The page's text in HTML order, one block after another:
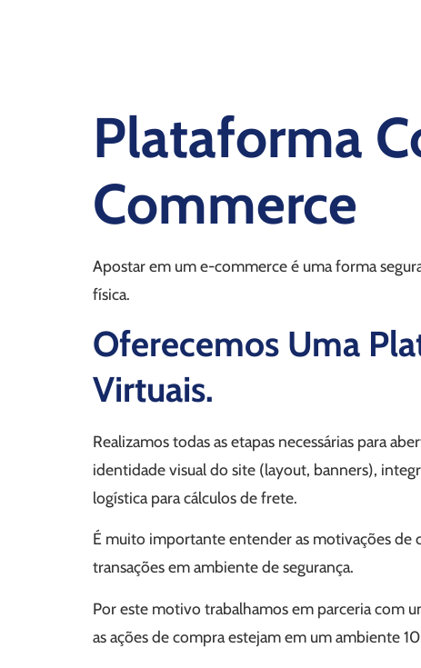
Plataforma
Commerce
Apostar em um e-commerce é uma forma
física.
Oferecemos Uma
Virtuais.
Realizamos todas as etapas necessárias para
identidade visual do site (layout, banners),
logística para cálculos de frete.
É muito importante entender as motivações de
transações em ambiente de segurança.
Por este motivo trabalhamos em parceria com
as ações de compra estejam em um ambiente